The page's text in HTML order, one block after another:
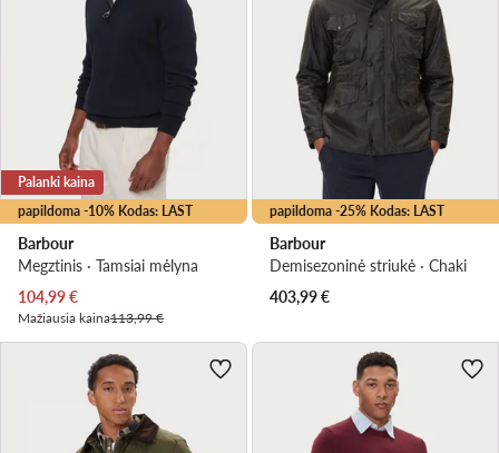
papildoma -10% Kodas: LAST
Palanki kaina
Barbour
Megztinis · Tamsiai mėlyna
Dabartinė kaina
104,99€
Mažiausia kaina113,99 €
papildoma -25% Kodas: LAST
Barbour
Demisezoninė striukė · Chaki
403,99€